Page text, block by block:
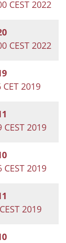
CEST 2022
CEST 2022
2019
2019
2019
2019